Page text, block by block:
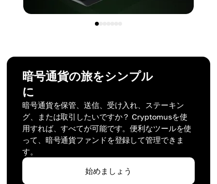
暗号通貨の旅をシンプル
に
暗号通貨を保管、送信、受け入れ、ステーキン
グ、または取引したいですか？ Cryptomusを使
用すれば、すべてが可能です。便利なツールを使
って、暗号通貨ファンドを登録して管理できま
す。
始めましょう